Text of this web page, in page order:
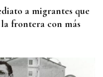
a migrantes que
frontera con más